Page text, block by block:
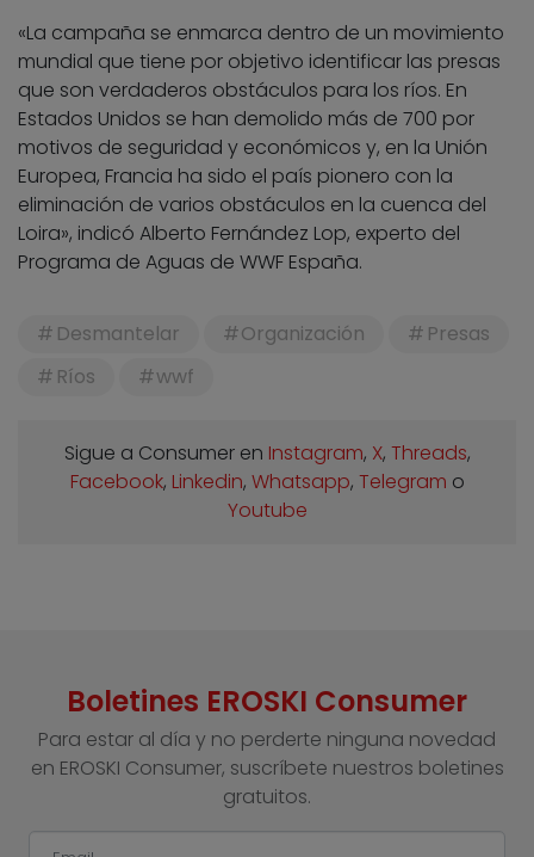
«La campaña se enmarca dentro de un movimiento
mundial que tiene por objetivo identificar las presas
que son verdaderos obstáculos para los ríos. En
Estados Unidos se han demolido más de 700 por
motivos de seguridad y económicos y, en la Unión
Europea, Francia ha sido el país pionero con la
eliminación de varios obstáculos en la cuenca del
Loira», indicó Alberto Fernández Lop, experto del
Programa de Aguas de WWF España.
Desmantelar Organización
Presas
Ríos
wwf
Sigue a Consumer en Instagram, X, Threads,
Facebook, Linkedin, Whatsapp, Telegram o
Youtube
Boletines EROSKI Consumer
Para estar al día y no perderte ninguna novedad
en EROSKI Consumer, suscríbete nuestros boletines
gratuitos.